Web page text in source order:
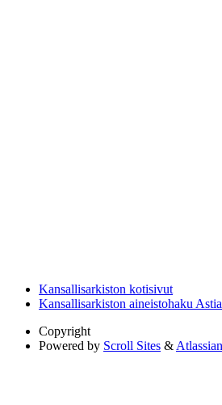
Kansallisarkiston kotisivut
Kansallisarkiston aineistohaku Astia
Copyright
Powered by Scroll Sites &